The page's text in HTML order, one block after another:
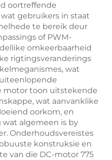
oortreffende
gebruikers in staat
te bereik deur
of PWM-
omkeerbaarheid
rigtingsveranderings
wat
motor toon uitstekende
wat aanvanklike
oorkom, en
algemeen is by
Onderhoudsvereistes
konstruksie en
van die DC-motor 775